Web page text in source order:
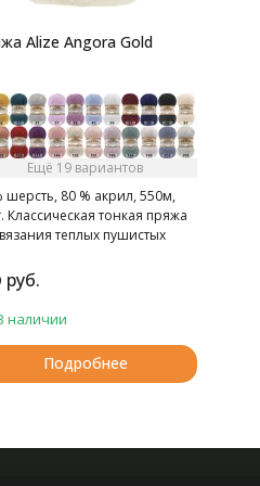
Alize Angora Gold
Ещё 19 вариантов
шерсть, 80 % акрил, 550м,
Классическая тонкая пряжа
теплых пушистых
руб.
наличии
Подробнее